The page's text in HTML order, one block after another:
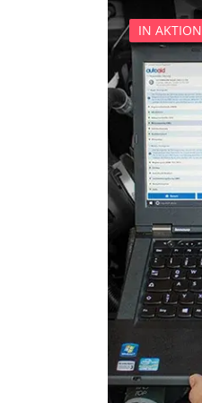
IN AKTION